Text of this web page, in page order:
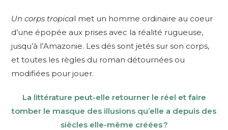
Un corps tropical met un homme ordinaire au coeur
d’une épopée aux prises avec la réalité rugueuse,
jusqu’à l’Amazonie. Les dés sont jetés sur son corps,
et toutes les règles du roman détournées ou
modifiées pour jouer.
La littérature peut-elle retourner le réel et faire
tomber le masque des illusions qu’elle a depuis des
siècles elle-même créées ?